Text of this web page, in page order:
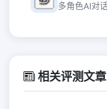
多角色AI对
相关评测文章